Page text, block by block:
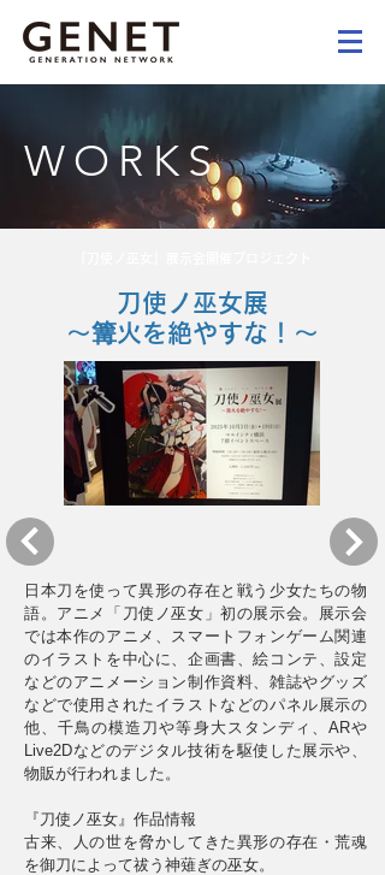
WORKS
刀使ノ巫女展
～篝火を絶やすな！～
日本刀を使って異形の存在と戦う少女たちの物
語。アニメ「刀使ノ巫女」初の展示会。展示会
では本作のアニメ、スマートフォンゲーム関連
のイラストを中心に、企画書、絵コンテ、設定
などのアニメーション制作資料、雑誌やグッズ
などで使用されたイラストなどのパネル展示の
他、千鳥の模造刀や等身大スタンディ、ARや
Live2Dなどのデジタル技術を駆使した展示や、
物販が行われました。
『刀使ノ巫女』作品情報
古来、人の世を脅かしてきた異形の存在・荒魂
を御刀によって祓う神薙ぎの巫女。